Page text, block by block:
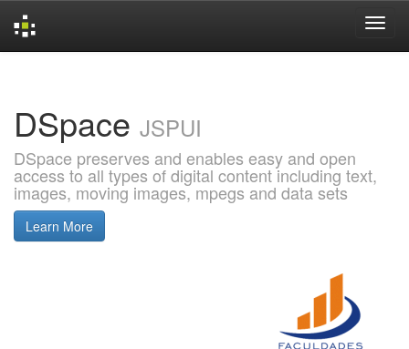
DSpace JSPUI
DSpace preserves and enables easy and open
access to all types of digital content including text,
images, moving images, mpegs and data sets
Learn More